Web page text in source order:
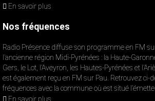
En savoir plus
Nos fréquences
Radio Présence diffuse son programme en FM
l’ancienne région Midi-Pyrénées : la Haute-
Gers, le Lot, l’Aveyron, les Hautes-Pyrénées et
est également reçu en FM sur Pau. Retrouvez ci-
fréquences avec la commune où est situé
En savoir plus